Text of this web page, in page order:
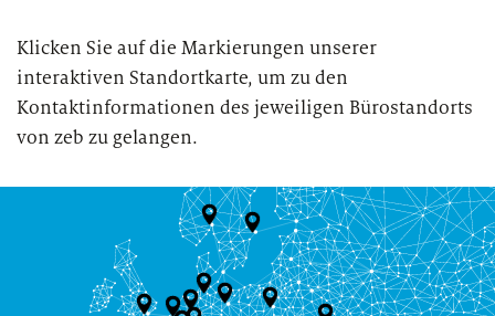
Treasury
Risk
Versicherungen
Leistungsspektrum
Klicken Sie auf die Markierungen unserer
interaktiven Standortkarte, um zu den
Kontaktinformationen des jeweiligen Bürostandorts
von zeb zu gelangen.